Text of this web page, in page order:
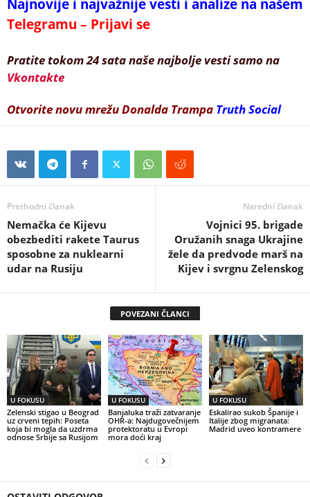
Najnovije i najvažnije vesti i analize na našem
Telegramu – Prijavi se
Pratite tokom 24 sata naše najbolje vesti samo na
Vkontakte
Otvorite novu mrežu Donalda Trampa Truth Social
Prethodni članak
Nemačka će Kijevu
obezbediti rakete Taurus
sposobne za nuklearni
udar na Rusiju
Naredni članak
Vojnici 95. brigade
Oružanih snaga Ukrajine
žele da predvode marš na
Kijev i svrgnu Zelenskog
POVEZANI ČLANCI
U FOKUSU
Zelenski stigao u Beograd
uz crveni tepih: Poseta
koja bi mogla da uzdrma
odnose Srbije sa Rusijom
U FOKUSU
Banjaluka traži zatvaranje
OHR-a: Najdugovečnijem
protektoratu u Evropi
mora doći kraj
U FOKUSU
Eskalirao sukob Španije i
Italije zbog migranata:
Madrid uveo kontramere